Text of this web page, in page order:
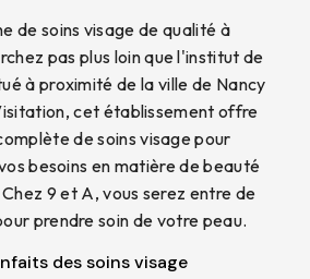
de soins visage de qualité à
pas plus loin que l'institut de
à proximité de la ville de Nancy
cet établissement offre
de soins visage pour
besoins en matière de beauté
9 et A, vous serez entre de
prendre soin de votre peau.
des soins visage